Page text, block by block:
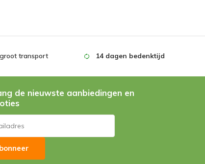
transport 14 dagen bedenktijd
de nieuwste aanbiedingen en